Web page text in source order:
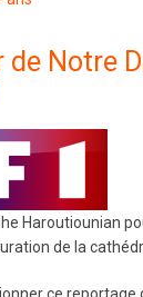
de Notre
Haroutiounian
de la